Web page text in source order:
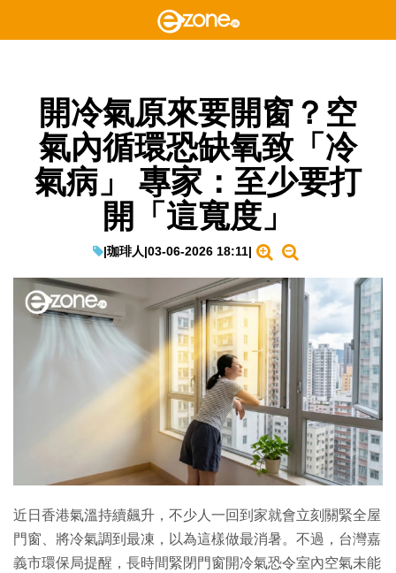
開冷氣原來要開窗？空
氣內循環恐缺氧致「冷
氣病」 專家：至少要打
開「這寬度」
|珈琲人|03-06-2026 18:11|
近日香港氣溫持續飆升，不少人一回到家就會立刻關緊全屋
門窗、將冷氣調到最凍，以為這樣做最消暑。不過，台灣嘉
義市環保局提醒，長時間緊閉門窗開冷氣恐令室內空氣未能